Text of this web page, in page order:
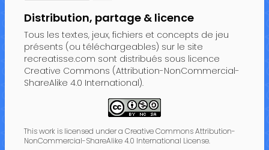
Distribution, partage & licence
Tous les textes, jeux, fichiers et concepts de jeu
présents (ou téléchargeables) sur le site
recreatisse.com sont distribués sous licence
Creative Commons (Attribution-NonCommercial-
ShareAlike 4.0 International).
This work is licensed under a Creative Commons Attribution-
NonCommercial-ShareAlike 4.0 International License.